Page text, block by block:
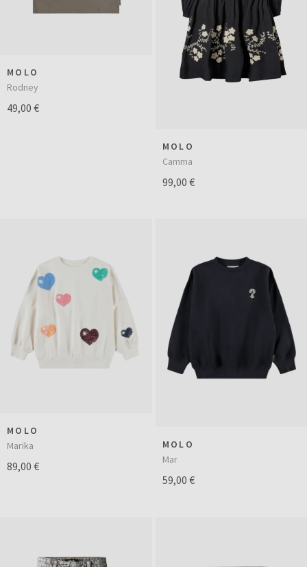
MOLO
Rodney
49,00 €
MOLO
Camma
99,00 €
MOLO
Marika
89,00 €
MOLO
Mar
59,00 €